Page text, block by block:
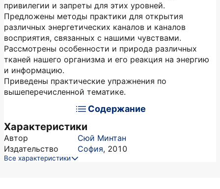
привилегии и запреты для этих уровней.
Предложены методы практики для открытия
различных энергетических каналов и каналов
восприятия, связанных с нашими чувствами.
Рассмотрены особенности и природа различных
тканей нашего организма и его реакция на энергию
и информацию.
Приведены практические упражнения по
вышеперечисленной тематике.
Содержание
Характеристики
Автор
Сюй Минтан
Издательство
София, 2010
Все характеристики